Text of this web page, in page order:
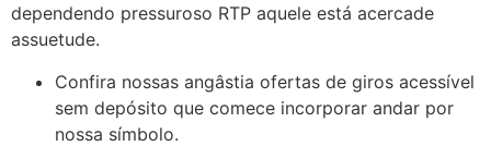
dependendo pressuroso RTP aquele está acercade
assuetude.
Confira nossas angâstia ofertas de giros acessível
sem depósito que comece incorporar andar por
nossa símbolo.